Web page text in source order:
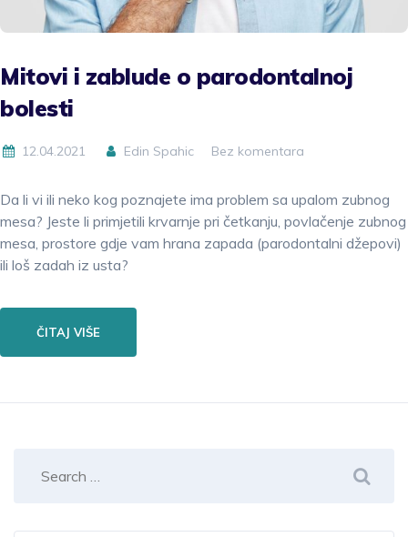
Mitovi i zablude o parodontalnoj
bolesti
12.04.2021 Edin Spahic Bez komentara
Da li vi ili neko kog poznajete ima problem sa upalom zubnog
mesa? Jeste li primjetili krvarnje pri četkanju, povlačenje zubnog
mesa, prostore gdje vam hrana zapada (parodontalni džepovi)
ili loš zadah iz usta?
ČITAJ VIŠE